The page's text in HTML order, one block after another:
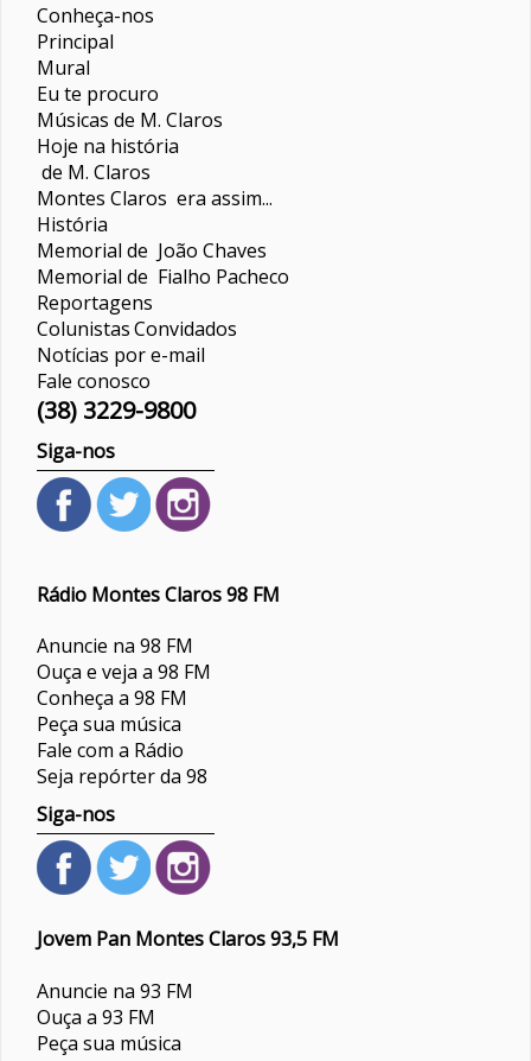
Conheça-nos
Principal
Mural
Eu te procuro
Músicas de M. Claros
Hoje na história
de M. Claros
Montes Claros era assim...
História
Memorial de João Chaves
Memorial de Fialho Pacheco
Reportagens
ColunistasConvidados
Notícias por e-mail
Fale conosco
(38) 3229-9800
Siga-nos
Rádio Montes Claros 98 FM
Anuncie na 98 FM
Ouça e veja a 98 FM
Conheça a 98 FM
Peça sua música
Fale com a Rádio
Seja repórter da 98
Siga-nos
Jovem Pan Montes Claros 93,5 FM
Anuncie na 93 FM
Ouça a 93 FM
Peça sua música